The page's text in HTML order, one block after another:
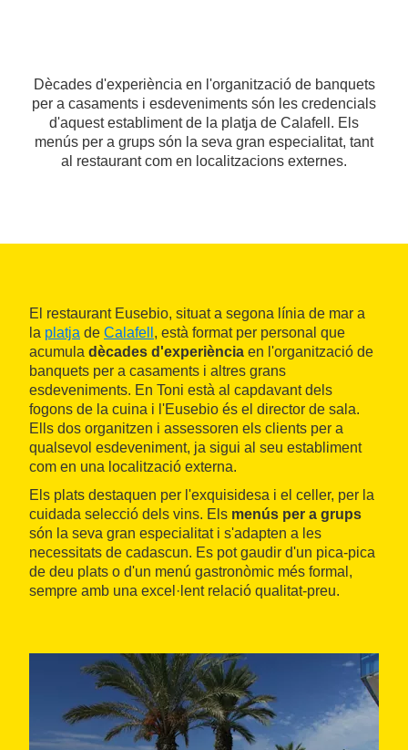
Dècades d'experiència en l'organització de banquets
per a casaments i esdeveniments són les credencials
d'aquest establiment de la platja de Calafell. Els
menús per a grups són la seva gran especialitat, tant
al restaurant com en localitzacions externes.
El restaurant Eusebio, situat a segona línia de mar a
la platja de Calafell , està format per personal que
acumula dècades d'experiència en l'organització de
banquets per a casaments i altres grans
esdeveniments. En Toni està al capdavant dels
fogons de la cuina i l'Eusebio és el director de sala.
Ells dos organitzen i assessoren els clients per a
qualsevol esdeveniment, ja sigui al seu establiment
com en una localització externa.
Els plats destaquen per l'exquisidesa i el celler, per la
cuidada selecció dels vins. Els menús per a grups
són la seva gran especialitat i s'adapten a les
necessitats de cadascun. Es pot gaudir d'un pica-pica
de deu plats o d'un menú gastronòmic més formal,
sempre amb una excel·lent relació qualitat-preu.